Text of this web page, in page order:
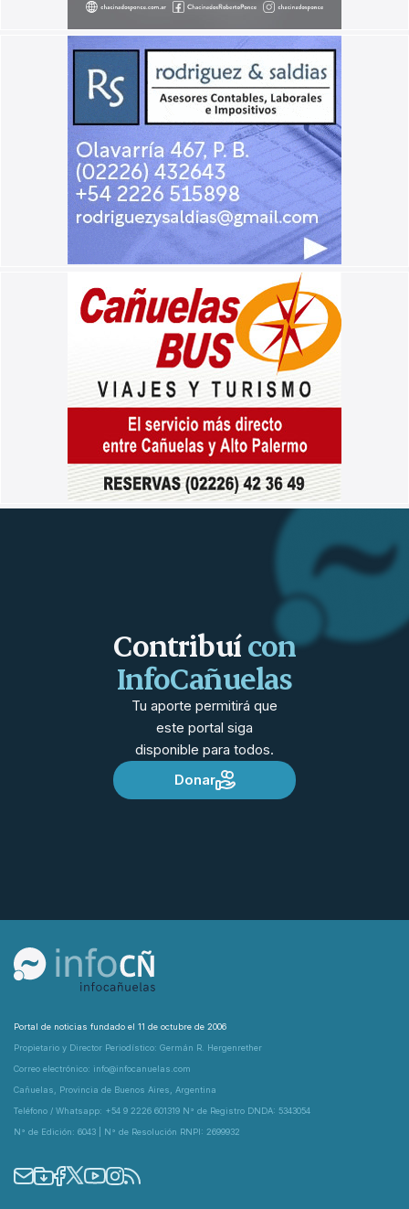
Contribuícon
InfoCañuelas
Tu aporte permitirá que
este portal siga
disponible para todos.
Donar
Portal de noticias fundado el 11 de octubre de 2006
Propietario y Director Periodístico: Germán R. Hergenrether
Correo electrónico: info@infocanuelas.com
Cañuelas, Provincia de Buenos Aires, Argentina
Teléfono / Whatsapp: +54 9 2226 601319 N° de Registro DNDA: 5343054
N° de Edición: 6043 | N° de Resolución RNPI: 2699932